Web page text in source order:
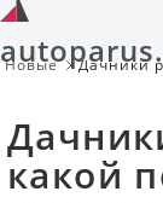
Новые
Дачники
какой